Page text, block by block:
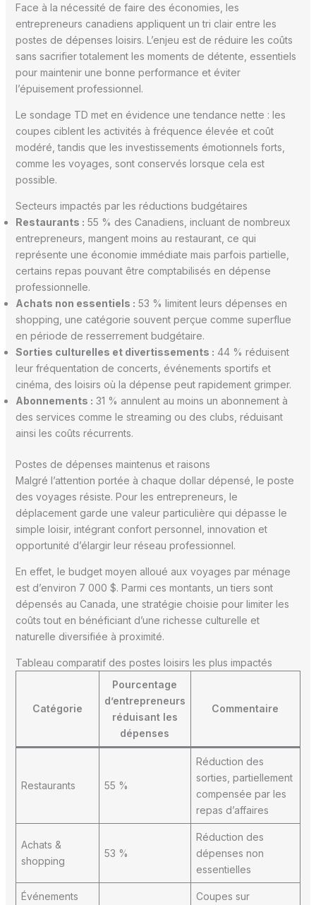
Face à la nécessité de faire des économies, les
entrepreneurs canadiens appliquent un tri clair entre les
postes de dépenses loisirs. L’enjeu est de réduire les coûts
sans sacrifier totalement les moments de détente, essentiels
pour maintenir une bonne performance et éviter
l’épuisement professionnel.
Le sondage TD met en évidence une tendance nette : les
coupes ciblent les activités à fréquence élevée et coût
modéré, tandis que les investissements émotionnels forts,
comme les voyages, sont conservés lorsque cela est
possible.
Secteurs impactés par les réductions budgétaires
Restaurants : 55 % des Canadiens, incluant de nombreux
entrepreneurs, mangent moins au restaurant, ce qui
représente une économie immédiate mais parfois partielle,
certains repas pouvant être comptabilisés en dépense
professionnelle.
Achats non essentiels : 53 % limitent leurs dépenses en
shopping, une catégorie souvent perçue comme superflue
en période de resserrement budgétaire.
Sorties culturelles et divertissements : 44 % réduisent
leur fréquentation de concerts, événements sportifs et
cinéma, des loisirs où la dépense peut rapidement grimper.
Abonnements : 31 % annulent au moins un abonnement à
des services comme le streaming ou des clubs, réduisant
ainsi les coûts récurrents.
Postes de dépenses maintenus et raisons
Malgré l’attention portée à chaque dollar dépensé, le poste
des voyages résiste. Pour les entrepreneurs, le
déplacement garde une valeur particulière qui dépasse le
simple loisir, intégrant confort personnel, innovation et
opportunité d’élargir leur réseau professionnel.
En effet, le budget moyen alloué aux voyages par ménage
est d’environ 7 000 $. Parmi ces montants, un tiers sont
dépensés au Canada, une stratégie choisie pour limiter les
coûts tout en bénéficiant d’une richesse culturelle et
naturelle diversifiée à proximité.
Tableau comparatif des postes loisirs les plus impactés
Catégorie
Pourcentage
d’entrepreneurs
réduisant les
dépenses
Commentaire
Restaurants 55 %
Réduction des
sorties, partiellement
compensée par les
repas d’affaires
Achats &
shopping
53 %
Réduction des
dépenses non
essentielles
Événements
Coupes sur